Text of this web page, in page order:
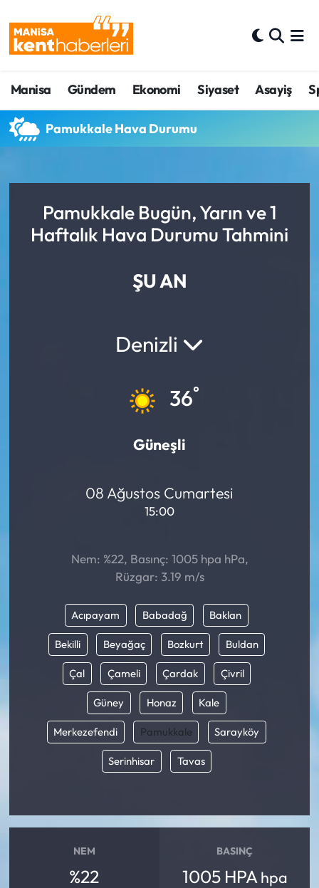
Manisa Gündem Ekonomi Siyaset Asayiş
Pamukkale Hava Durumu
Pamukkale Bugün, Yarın ve 1
Haftalık Hava Durumu Tahmini
ŞU AN
Denizli
36°
Güneşli
08 Ağustos Cumartesi
15:00
Nem: %22, Basınç: 1005 hpa hPa,
Rüzgar: 3.19 m/s
Acıpayam Babadağ Baklan
Bekilli Beyağaç Bozkurt Buldan
Çal Çameli Çardak Çivril
Güney Honaz Kale
Merkezefendi Pamukkale Sarayköy
Serinhisar Tavas
NEM
%22
BASINÇ
1005 HPA hpa
Ahmetli Hava Durumu
Ahmetli Trafik Yoğunluk Haritası
Süper Lig Puan Durumu ve Fikstür
Haber Arşivi